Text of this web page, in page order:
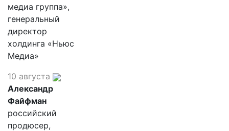
медиа группа»,
генеральный
директор
холдинга «Ньюс
Медиа»
10 августа
Александр
Файфман
российский
продюсер,